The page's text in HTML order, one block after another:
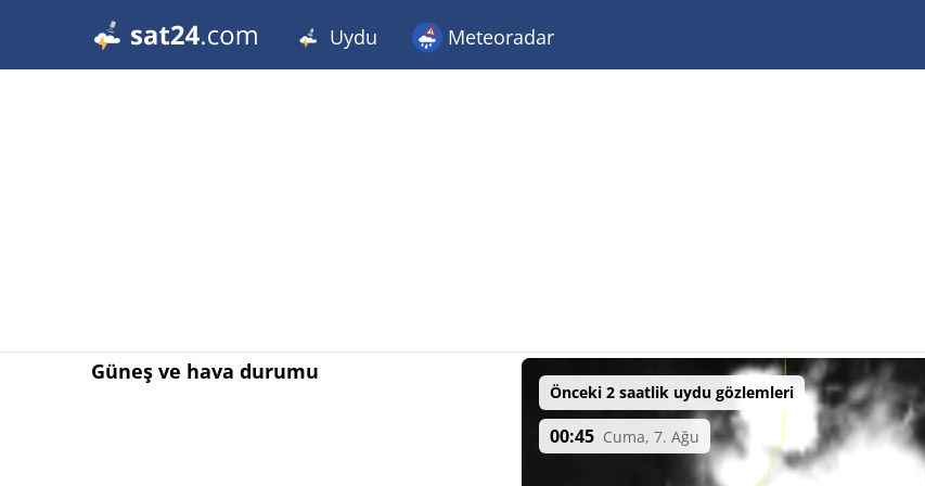
Uydu Meteoradar
Güneş ve hava durumu
Önceki 2 saatlik uydu gözlemleri
00:45 Cuma, 7. Ağu